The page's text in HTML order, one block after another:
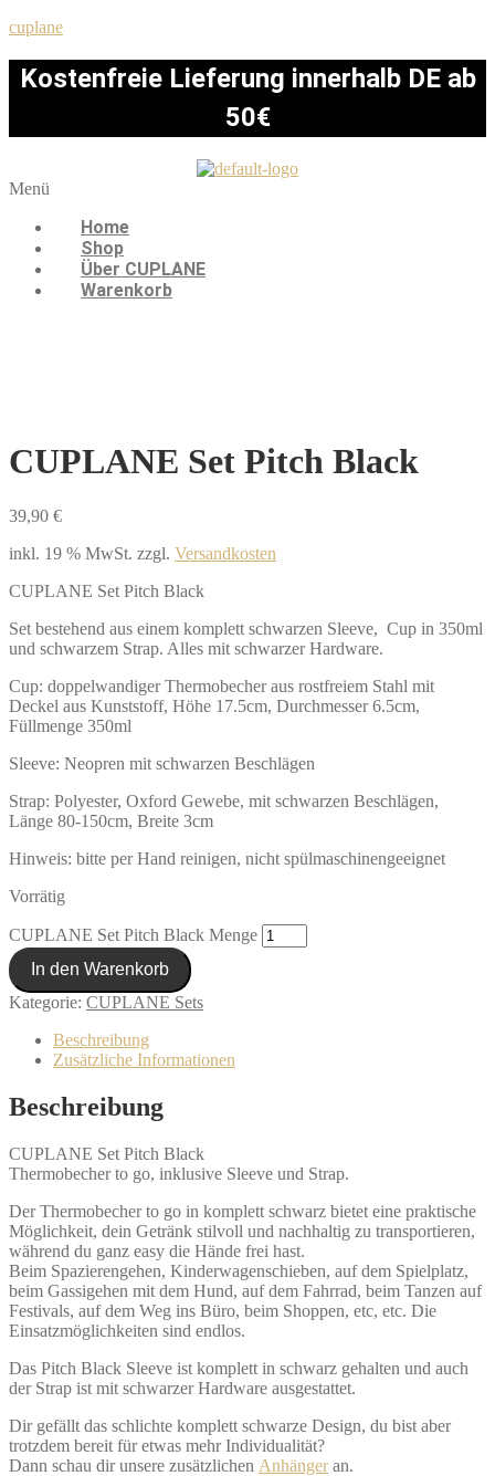
cuplane
Kostenfreie Lieferung innerhalb DE ab
50€
Menü
Home
Shop
Über CUPLANE
Warenkorb
CUPLANE Set Pitch Black
39,90 €
inkl. 19 % MwSt. zzgl. Versandkosten
CUPLANE Set Pitch Black
Set bestehend aus einem komplett schwarzen Sleeve, Cup in 350ml
und schwarzem Strap. Alles mit schwarzer Hardware.
Cup: doppelwandiger Thermobecher aus rostfreiem Stahl mit
Deckel aus Kunststoff, Höhe 17.5cm, Durchmesser 6.5cm,
Füllmenge 350ml
Sleeve: Neopren mit schwarzen Beschlägen
Strap: Polyester, Oxford Gewebe, mit schwarzen Beschlägen,
Länge 80-150cm, Breite 3cm
Hinweis: bitte per Hand reinigen, nicht spülmaschinengeeignet
Vorrätig
CUPLANE Set Pitch Black Menge
In den Warenkorb
Kategorie: CUPLANE Sets
Beschreibung
Zusätzliche Informationen
Beschreibung
CUPLANE Set Pitch Black
Thermobecher to go, inklusive Sleeve und Strap.
Der Thermobecher to go in komplett schwarz bietet eine praktische
Möglichkeit, dein Getränk stilvoll und nachhaltig zu transportieren,
während du ganz easy die Hände frei hast.
Beim Spazierengehen, Kinderwagenschieben, auf dem Spielplatz,
beim Gassigehen mit dem Hund, auf dem Fahrrad, beim Tanzen auf
Festivals, auf dem Weg ins Büro, beim Shoppen, etc, etc. Die
Einsatzmöglichkeiten sind endlos.
Das Pitch Black Sleeve ist komplett in schwarz gehalten und auch
der Strap ist mit schwarzer Hardware ausgestattet.
Dir gefällt das schlichte komplett schwarze Design, du bist aber
trotzdem bereit für etwas mehr Individualität?
Dann schau dir unsere zusätzlichen Anhängeran.